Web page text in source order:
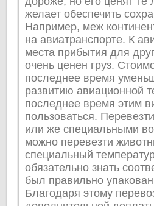
желает обеспечить
Например, меж
на авиатранспорте. К
места прибытия для
очень ценен груз.
последнее время
развитию авиационной
последнее время этим
пользоваться.
или же специальными
можно перевезти
специальный
обязательно знать
был правильно
Благодаря этому